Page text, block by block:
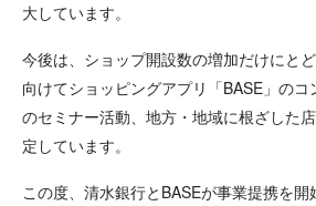
大しています。
今後は、ショップ開設数の増加だけにと
向けてショッピングアプリ「BASE」の
のセミナー活動、地方・地域に根ざした
定しています。
この度、清水銀行とBASEが事業提携を